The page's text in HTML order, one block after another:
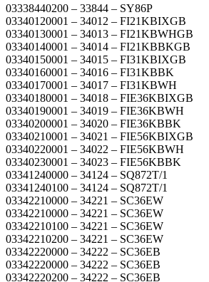
03338440200 – 33844 – SY86P
03340120001 – 34012 – FI21KBIXGB
03340130001 – 34013 – FI21KBWHGB
03340140001 – 34014 – FI21KBBKGB
03340150001 – 34015 – FI31KBIXGB
03340160001 – 34016 – FI31KBBK
03340170001 – 34017 – FI31KBWH
03340180001 – 34018 – FIE36KBIXGB
03340190001 – 34019 – FIE36KBWH
03340200001 – 34020 – FIE36KBBK
03340210001 – 34021 – FIE56KBIXGB
03340220001 – 34022 – FIE56KBWH
03340230001 – 34023 – FIE56KBBK
03341240000 – 34124 – SQ872T/1
03341240100 – 34124 – SQ872T/1
03342210000 – 34221 – SC36EW
03342210000 – 34221 – SC36EW
03342210100 – 34221 – SC36EW
03342210200 – 34221 – SC36EW
03342220000 – 34222 – SC36EB
03342220000 – 34222 – SC36EB
03342220200 – 34222 – SC36EB